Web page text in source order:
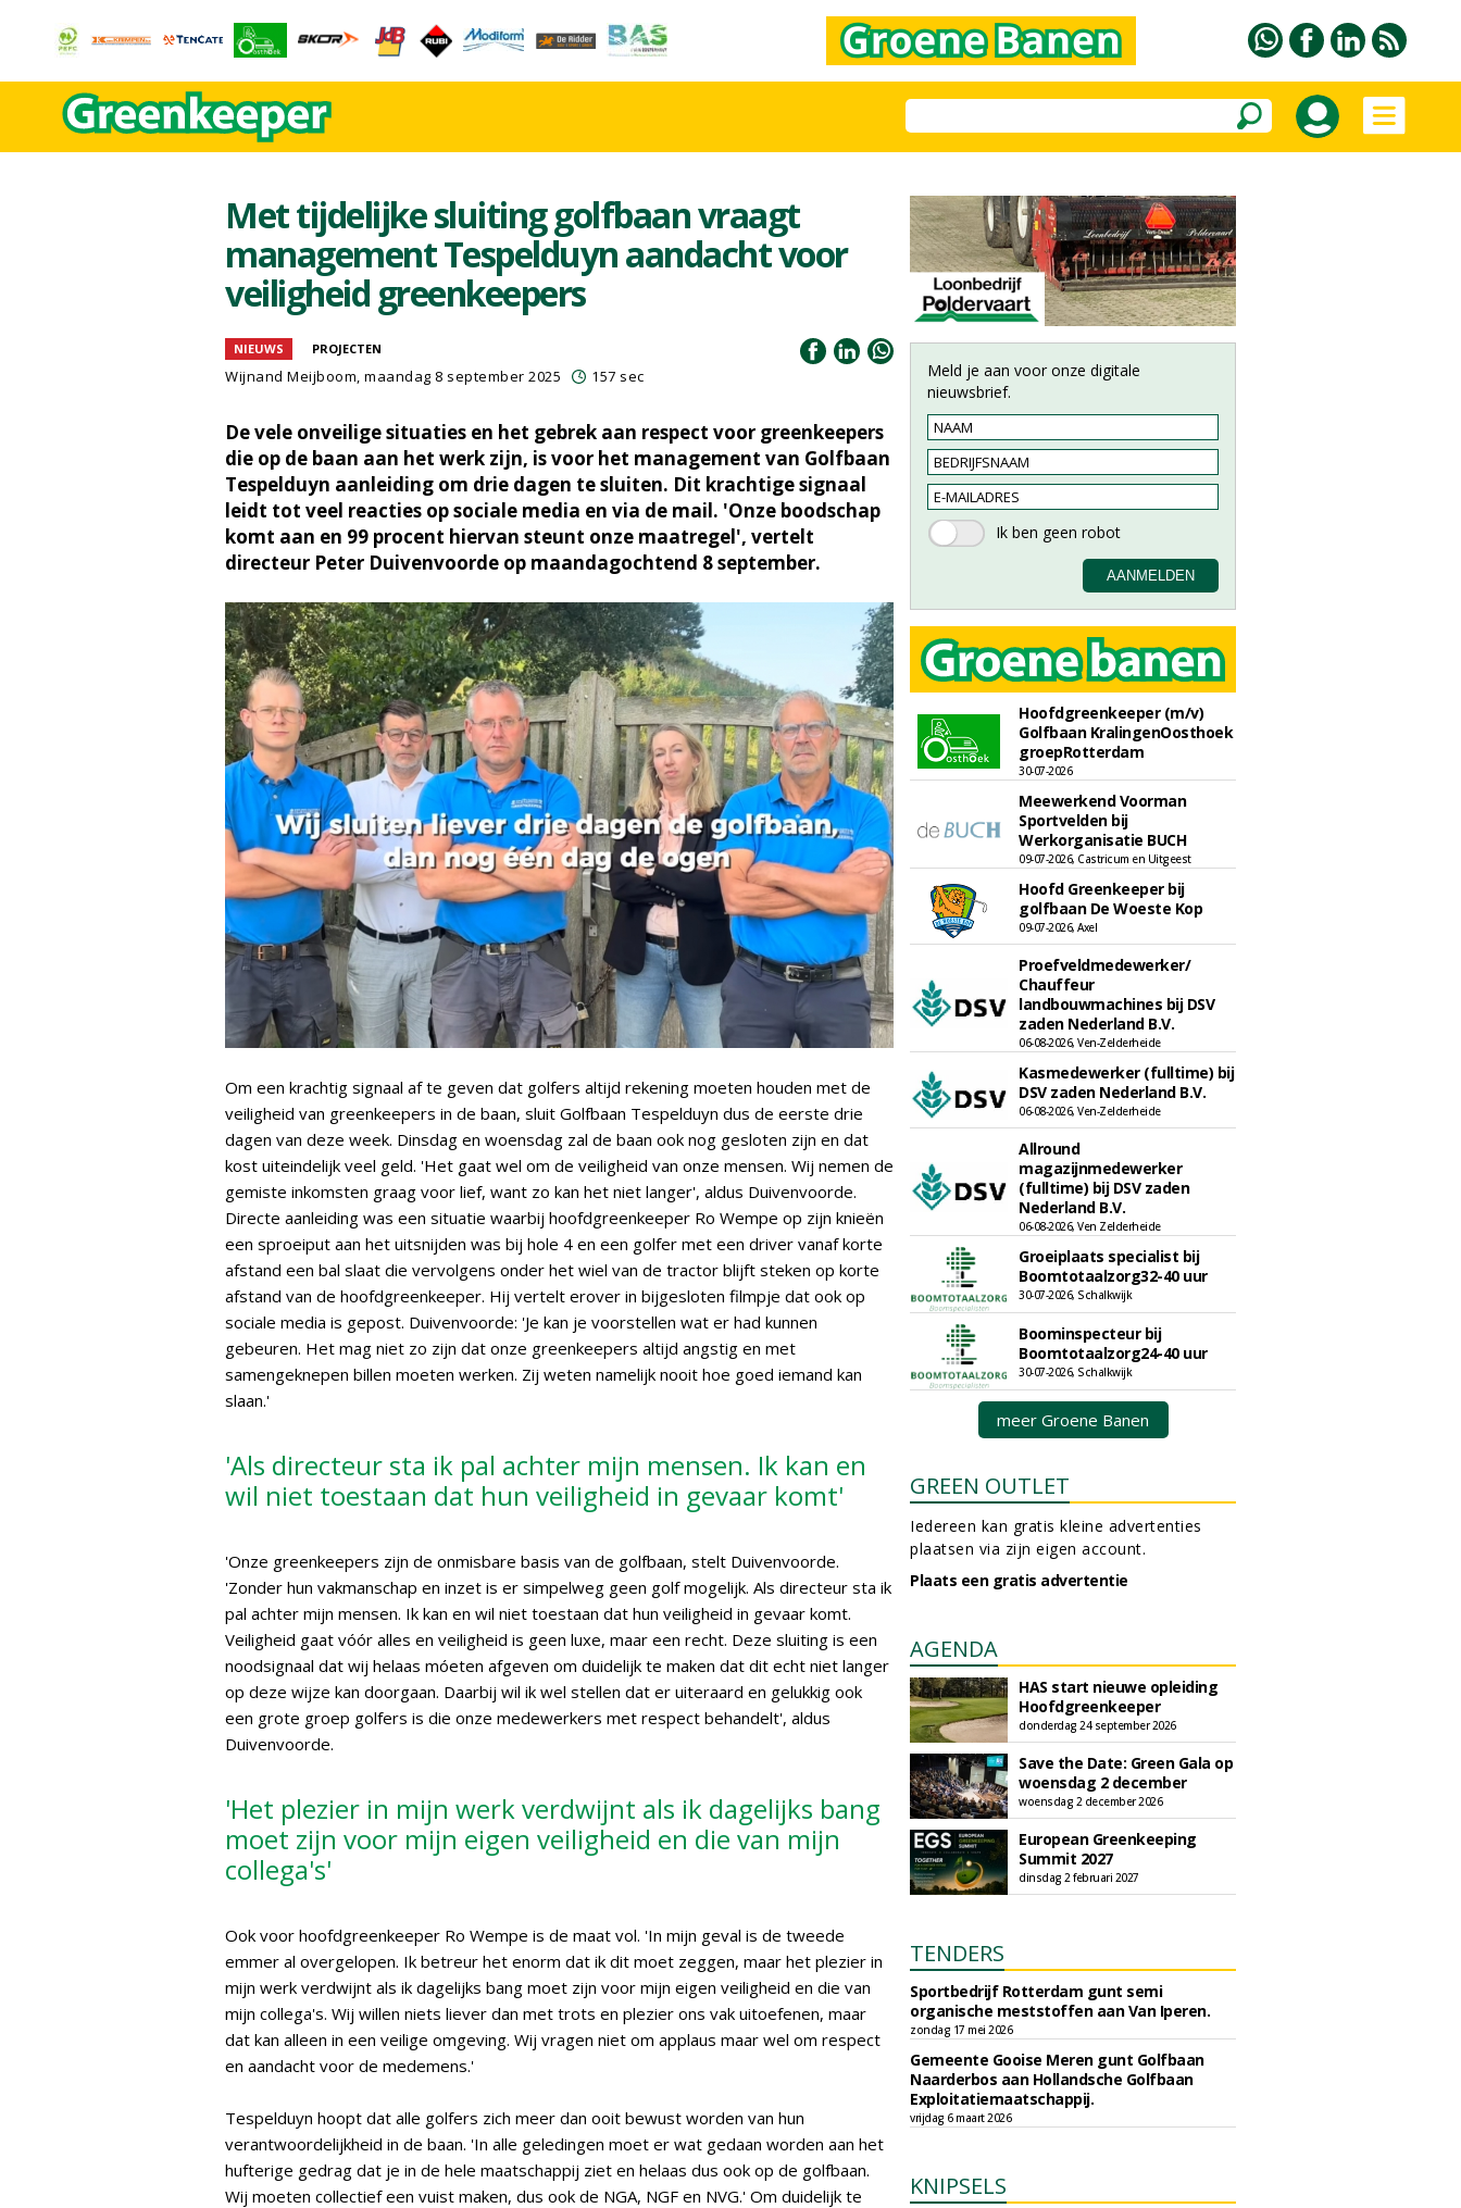
Met tijdelijke sluiting golfbaan vraagt
management Tespelduyn aandacht voor
veiligheid greenkeepers
NIEUWS PROJECTEN
Wijnand Meijboom, maandag 8 september 2025 157 sec
De vele onveilige situaties en het gebrek aan respect voor greenkeepers
die op de baan aan het werk zijn, is voor het management van Golfbaan
Tespelduyn aanleiding om drie dagen te sluiten. Dit krachtige signaal
leidt tot veel reacties op sociale media en via de mail. 'Onze boodschap
komt aan en 99 procent hiervan steunt onze maatregel', vertelt
directeur Peter Duivenvoorde op maandagochtend 8 september.
Om een krachtig signaal af te geven dat golfers altijd rekening moeten houden met de
veiligheid van greenkeepers in de baan, sluit Golfbaan Tespelduyn dus de eerste drie
dagen van deze week. Dinsdag en woensdag zal de baan ook nog gesloten zijn en dat
kost uiteindelijk veel geld. 'Het gaat wel om de veiligheid van onze mensen. Wij nemen de
gemiste inkomsten graag voor lief, want zo kan het niet langer', aldus Duivenvoorde.
Directe aanleiding was een situatie waarbij hoofdgreenkeeper Ro Wempe op zijn knieën
een sproeiput aan het uitsnijden was bij hole 4 en een golfer met een driver vanaf korte
afstand een bal slaat die vervolgens onder het wiel van de tractor blijft steken op korte
afstand van de hoofdgreenkeeper. Hij vertelt erover in bijgesloten filmpje dat ook op
sociale media is gepost. Duivenvoorde: 'Je kan je voorstellen wat er had kunnen
gebeuren. Het mag niet zo zijn dat onze greenkeepers altijd angstig en met
samengeknepen billen moeten werken. Zij weten namelijk nooit hoe goed iemand kan
slaan.'
'Als directeur sta ik pal achter mijn mensen. Ik kan en
wil niet toestaan dat hun veiligheid in gevaar komt'
'Onze greenkeepers zijn de onmisbare basis van de golfbaan, stelt Duivenvoorde.
'Zonder hun vakmanschap en inzet is er simpelweg geen golf mogelijk. Als directeur sta ik
pal achter mijn mensen. Ik kan en wil niet toestaan dat hun veiligheid in gevaar komt.
Veiligheid gaat vóór alles en veiligheid is geen luxe, maar een recht. Deze sluiting is een
noodsignaal dat wij helaas móeten afgeven om duidelijk te maken dat dit echt niet langer
op deze wijze kan doorgaan. Daarbij wil ik wel stellen dat er uiteraard en gelukkig ook
een grote groep golfers is die onze medewerkers met respect behandelt', aldus
Duivenvoorde.
'Het plezier in mijn werk verdwijnt als ik dagelijks bang
moet zijn voor mijn eigen veiligheid en die van mijn
collega's'
Ook voor hoofdgreenkeeper Ro Wempe is de maat vol. 'In mijn geval is de tweede
emmer al overgelopen. Ik betreur het enorm dat ik dit moet zeggen, maar het plezier in
mijn werk verdwijnt als ik dagelijks bang moet zijn voor mijn eigen veiligheid en die van
mijn collega's. Wij willen niets liever dan met trots en plezier ons vak uitoefenen, maar
dat kan alleen in een veilige omgeving. Wij vragen niet om applaus maar wel om respect
en aandacht voor de medemens.'
Tespelduyn hoopt dat alle golfers zich meer dan ooit bewust worden van hun
verantwoordelijkheid in de baan. 'In alle geledingen moet er wat gedaan worden aan het
hufterige gedrag dat je in de hele maatschappij ziet en helaas dus ook op de golfbaan.
Wij moeten collectief een vuist maken, dus ook de NGA, NGF en NVG.' Om duidelijk te
Meld je aan voor onze digitale
nieuwsbrief.
Hoofdgreenkeeper (m/v)
Golfbaan KralingenOosthoek
groepRotterdam
30-07-2026
Meewerkend Voorman
Sportvelden bij
Werkorganisatie BUCH
09-07-2026, Castricum en Uitgeest
Hoofd Greenkeeper bij
golfbaan De Woeste Kop
09-07-2026, Axel
Proefveldmedewerker/
Chauffeur
landbouwmachines bij DSV
zaden Nederland B.V.
06-08-2026, Ven-Zelderheide
Kasmedewerker (fulltime) bij
DSV zaden Nederland B.V.
06-08-2026, Ven-Zelderheide
Allround
magazijnmedewerker
(fulltime) bij DSV zaden
Nederland B.V.
06-08-2026, Ven Zelderheide
Groeiplaats specialist bij
Boomtotaalzorg32-40 uur
30-07-2026, Schalkwijk
Boominspecteur bij
Boomtotaalzorg24-40 uur
30-07-2026, Schalkwijk
meer Groene Banen
GREEN OUTLET
Iedereen kan gratis kleine advertenties
plaatsen via zijn eigen account.
Plaats een gratis advertentie
AGENDA
HAS start nieuwe opleiding
Hoofdgreenkeeper
donderdag 24 september 2026
Save the Date: Green Gala op
woensdag 2 december
woensdag 2 december 2026
European Greenkeeping
Summit 2027
dinsdag 2 februari 2027
TENDERS
Sportbedrijf Rotterdam gunt semi
organische meststoffen aan Van Iperen.
zondag 17 mei 2026
Gemeente Gooise Meren gunt Golfbaan
Naarderbos aan Hollandsche Golfbaan
Exploitatiemaatschappij.
vrijdag 6 maart 2026
KNIPSELS